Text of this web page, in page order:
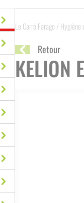
Le Carré Farago /Hygiène
Retour
KELION